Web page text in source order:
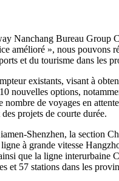
Nanchang Bureau
», nous pouvons
et du tourisme dans les
existants, visant à
options,
de voyages en
projets de courte durée.
Shenzhen, la section
à grande vitesse
que la ligne interurbaine
et 57 stations dans les